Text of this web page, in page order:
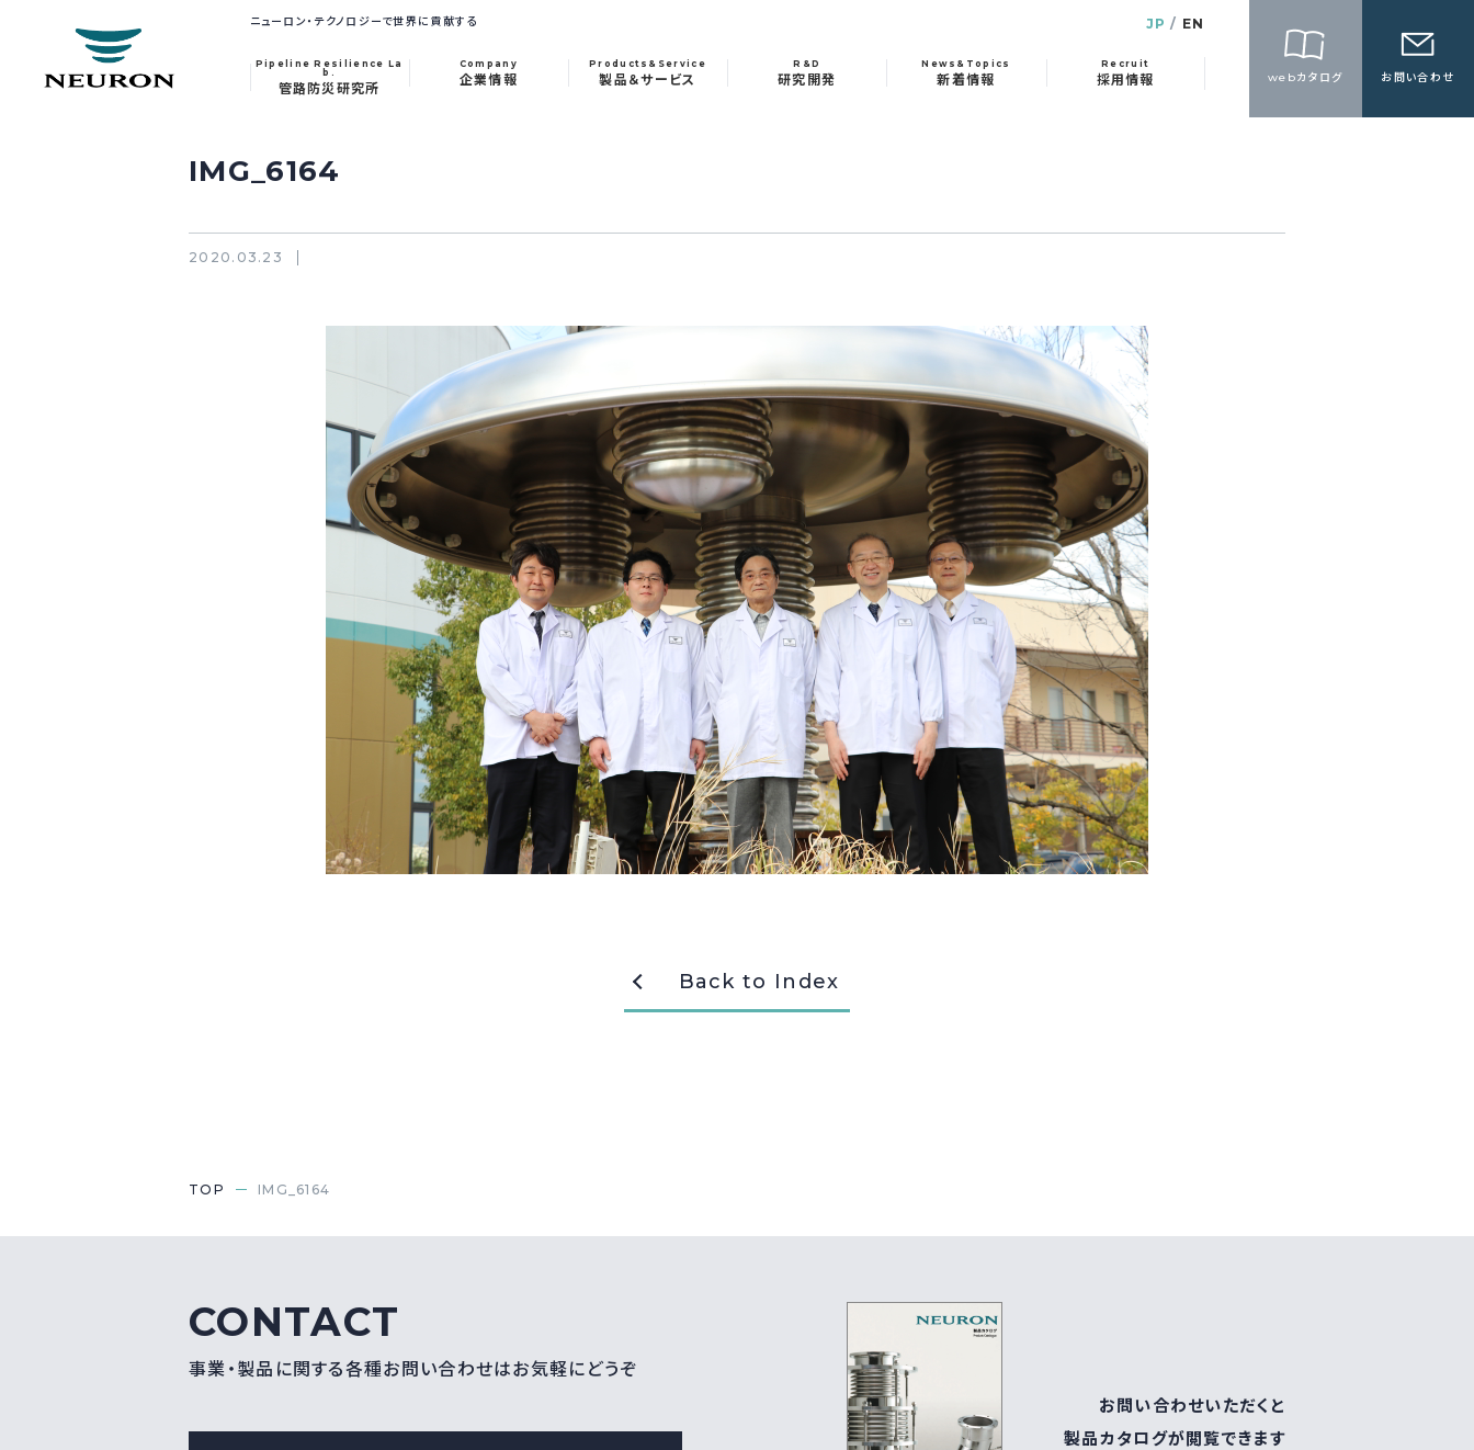
ニューロン・テクノロジーで世界に貢献する JP EN
Pipeline Resilience La
b.
管路防災研究所
Company
企業情報
Products&Service
製品＆サービス
R&D
研究開発
News&Topics
新着情報
Recruit
採用情報 webカタログ お問い合わせ
IMG_6164
2020.03.23
Back to Index
TOP IMG_6164
CONTACT
事業・製品に関する各種お問い合わせはお気軽にどうぞ
お問い合わせいただくと
製品カタログが閲覧できます